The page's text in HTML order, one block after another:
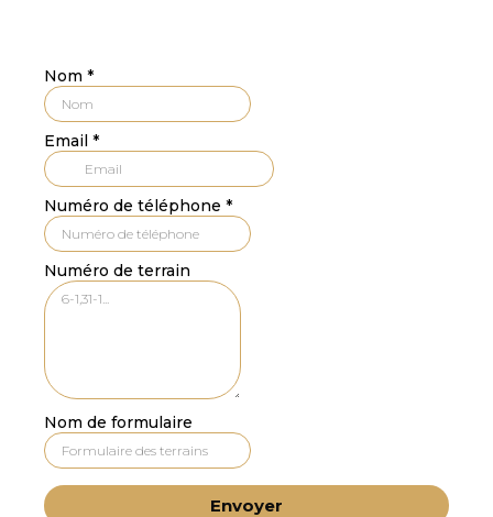
Nom *
Email *
Numéro de téléphone *
Numéro de terrain
Nom de formulaire
Envoyer